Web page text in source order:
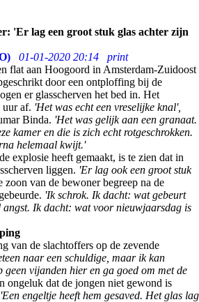
'Er lag een groot stuk glas achter zijn
01-01-2020 20:14
print
flat aan Hoogoord in Amsterdam-Zuidoost
door een ontploffing bij de
er glasscherven het bed in. Het
af. 'Het was echt een vreselijke knal',
Binda. 'Het was gelijk aan een granaat.
kamer en die is zich echt rotgeschrokken.
helemaal kwijt.'
explosie heeft gemaakt, is te zien dat in
liggen. 'Er lag ook een groot stuk
zoon van de bewoner begreep na de
'Ik schrok. Ik dacht: wat gebeurt
angst. Ik dacht: wat voor nieuwjaarsdag is
van de slachtoffers op de zevende
naar een schuldige, maar ik kan
geen vijanden hier en ga goed om met de
ongeluk dat de jongen niet gewond is
'Een engeltje heeft hem gesaved. Het glas lag